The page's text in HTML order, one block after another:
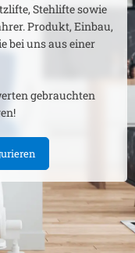
Stehlifte sowie
Produkt, Einbau,
bei uns aus einer
gebrauchten